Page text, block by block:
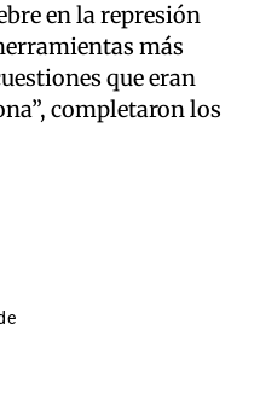
en la represión
más
que eran
completaron los